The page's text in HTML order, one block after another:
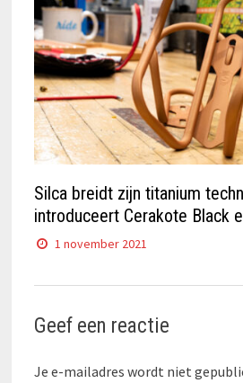
Silca breidt zijn titanium
introduceert Cerakote Black
1 november 2021
Geef een reactie
Je e-mailadres wordt niet